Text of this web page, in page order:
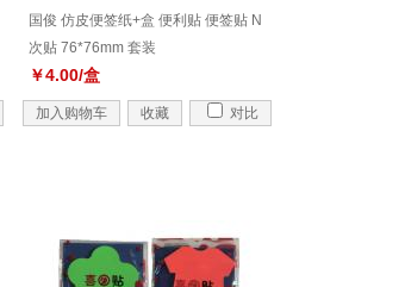
国俊 仿皮便签纸+盒 便利贴 便签贴 N
次贴 76*76mm 套装
￥4.00/盒
加入购物车 收藏 对比